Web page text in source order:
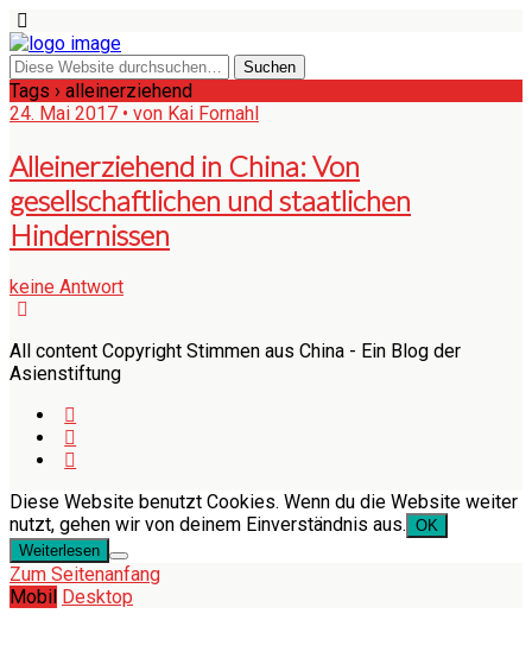
Tags › alleinerziehend
24. Mai 2017 • von Kai Fornahl
Alleinerziehend in China: Von
gesellschaftlichen und staatlichen
Hindernissen
keine Antwort
All content Copyright Stimmen aus China - Ein Blog der
Asienstiftung
Diese Website benutzt Cookies. Wenn du die Website weiter
nutzt, gehen wir von deinem Einverständnis aus. OK
Weiterlesen
Zum Seitenanfang
Mobil Desktop